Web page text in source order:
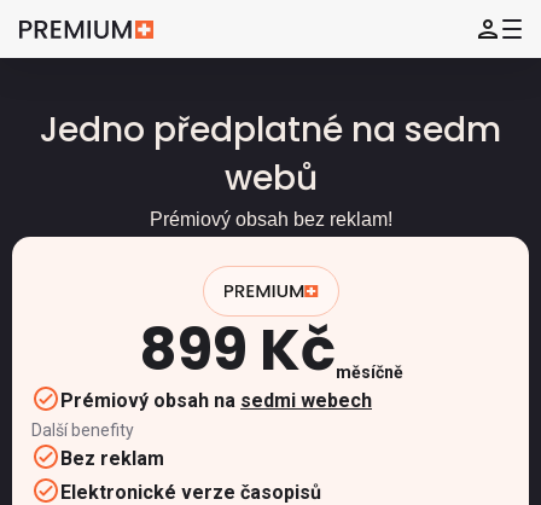
Jedno předplatné na sedm
webů
Prémiový obsah bez reklam!
899 Kčměsíčně
Prémiový obsah na sedmi webech
Další benefity
Bez reklam
Elektronické verze časopisů